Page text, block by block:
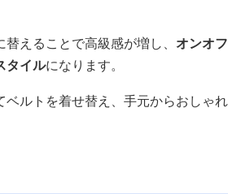
えることで高級感が増し、 オンオフ
タイルになります。
ベルトを着せ替え、手元からおしゃれ